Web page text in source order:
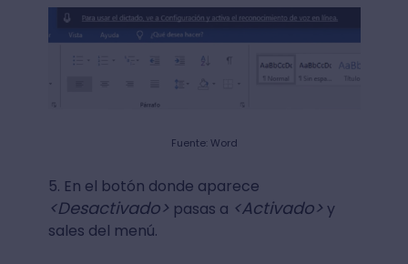
Fuente: Word
5. En el botón donde aparece
<Desactivado> pasas a <Activado> y
sales del menú.